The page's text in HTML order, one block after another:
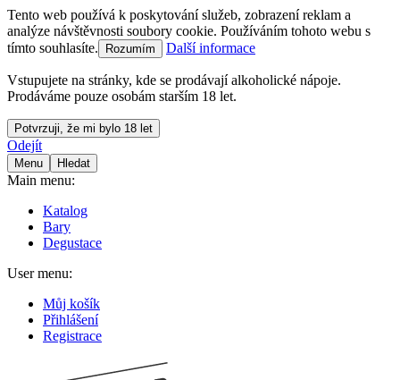
Tento web používá k poskytování služeb, zobrazení reklam a
analýze návštěvnosti soubory cookie. Používáním tohoto webu s
tímto souhlasíte.
Rozumím Další informace
Vstupujete na stránky, kde se prodávají alkoholické nápoje.
Prodáváme pouze osobám starším 18 let.
Potvrzuji, že mi bylo 18 let
Odejít
Menu Hledat
Main menu:
Katalog
Bary
Degustace
User menu:
Můj košík
Přihlášení
Registrace